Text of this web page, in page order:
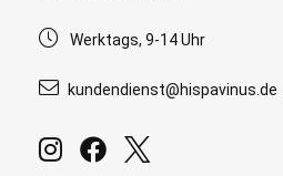
Werktags, 9-14 Uhr
kundendienst@hispavinus.de